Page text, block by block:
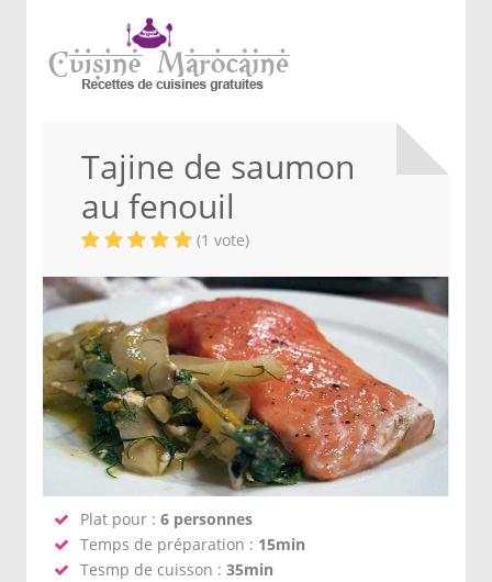
Tajine de saumon
au fenouil
(1 vote)
Plat pour : 6 personnes
Temps de préparation : 15min
Tesmp de cuisson : 35min